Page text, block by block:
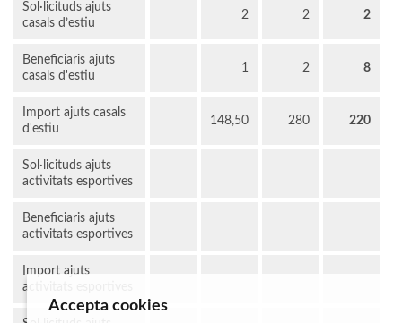
Sol·licituds ajuts
casals d’estiu
2 2 2
Beneficiaris ajuts
casals d'estiu
1 2 8
Import ajuts casals
d'estiu
148,50 280 220
Sol·licituds ajuts
activitats esportives
Beneficiaris ajuts
activitats esportives
Import ajuts
activitats esportives
Accepta cookies